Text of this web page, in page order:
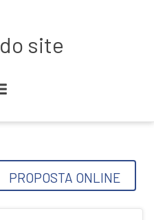
PROPOSTA ONLINE